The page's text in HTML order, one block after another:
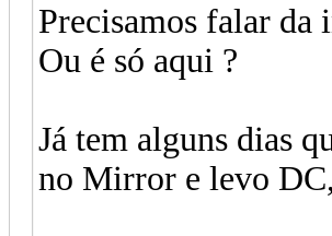
Precisamos falar da
Ou é só aqui ?
Já tem alguns dias
no Mirror e levo